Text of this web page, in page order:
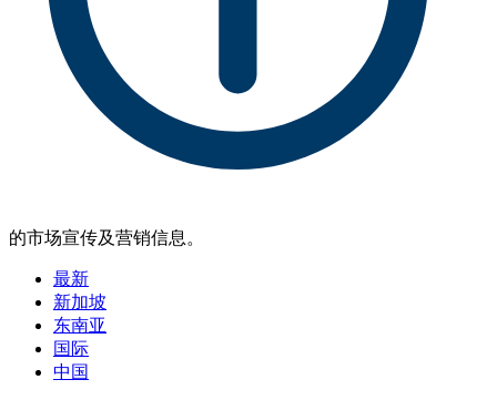
的市场宣传及营销信息。
最新
新加坡
东南亚
国际
中国